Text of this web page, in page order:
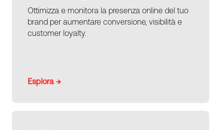
Ottimizza e monitora la presenza online del tuo
brand per aumentare conversione, visibilità e
customer loyalty.
Esplora →